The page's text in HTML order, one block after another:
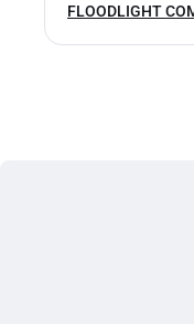
FLOODLIGHT